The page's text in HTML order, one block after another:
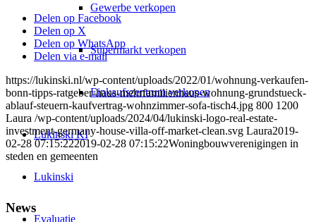
Gewerbe verkopen
Supermarkt verkopen
Einkaufszentrum verkopen
Lukinski KI
Lukinski
Evaluatie
Delen op Facebook
Delen op X
Delen op WhatsApp
Delen via e-mail
https://lukinski.nl/wp-content/uploads/2022/01/wohnung-verkaufen-
bonn-tipps-ratgeber-haus-mehrfamilienhaus-wohnung-grundstueck-
ablauf-steuern-kaufvertrag-wohnzimmer-sofa-tisch4.jpg 800 1200
Laura /wp-content/uploads/2024/04/lukinski-logo-real-estate-
investment-germany-house-villa-off-market-clean.svg Laura2019-
02-28 07:15:222019-02-28 07:15:22Woningbouwverenigingen in
steden en gemeenten
News